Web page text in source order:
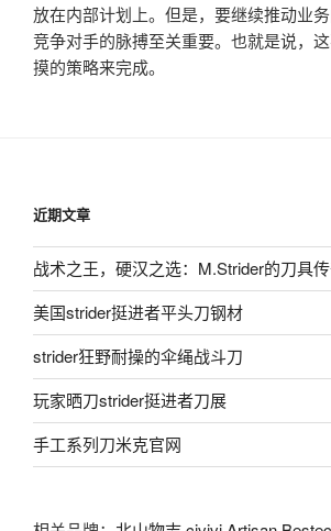
放在内部计划上。但是，要继续推动业
竞争对手的脉搏至关重要。也就是说，
摸的策略来完成。
近期文章
战术之王，硬汉之选：M.Strider的刀具
美国strider挺进者平头刀钢材
strider狂野耐操的伞绳战斗刀
玩家晒刀strider挺进者刀展
手工系列刀米克官网